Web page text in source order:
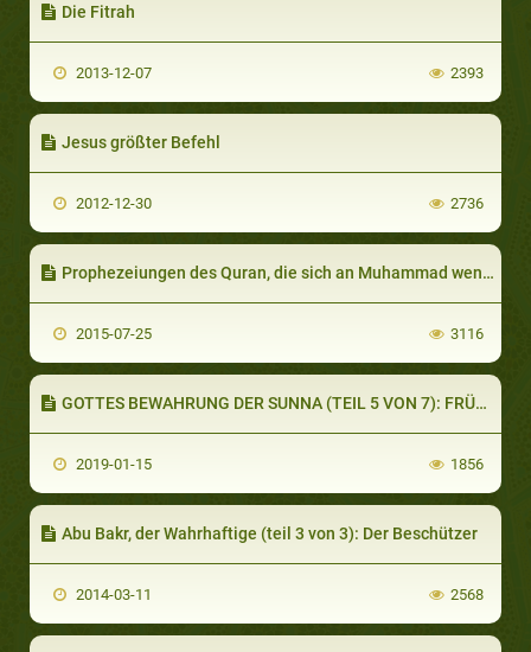
Die Fitrah
2013-12-07 2393
Jesus größter Befehl
2012-12-30 2736
Prophezeiungen des Quran, die sich an Muhammad wenden
2015-07-25 3116
GOTTES BEWAHRUNG DER SUNNA (TEIL 5 VON 7): FRÜHE HADITHKRITIK UND BEWERTUNG VON ÜBERLIEFERERN
2019-01-15 1856
Abu Bakr, der Wahrhaftige (teil 3 von 3): Der Beschützer
2014-03-11 2568